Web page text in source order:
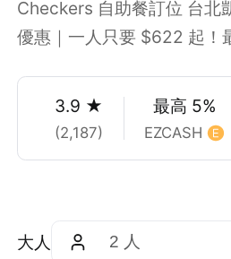
Checkers 自助餐訂位 台北
優惠｜一人只要 $622 起！
3.9 ★
(2,187)
最高 5%
EZCASH
大人